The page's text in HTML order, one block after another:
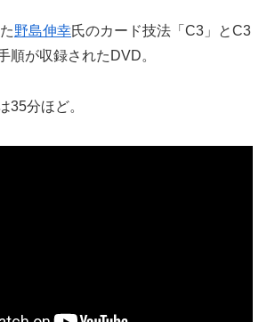
野島伸幸氏のカード技法「C3」とC3
順が収録されたDVD。
35分ほど。